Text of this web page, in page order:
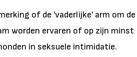
of de 'vaderlijke' arm om de
worden ervaren of op zijn minst
in seksuele intimidatie.